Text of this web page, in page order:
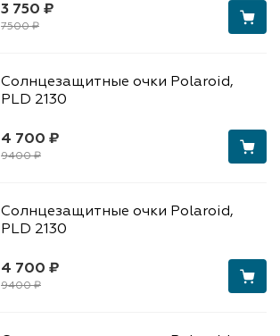
3 750 ₽
7500 ₽
4 700 ₽
9400 ₽
Солнцезащитные очки Polaroid,
PLD 2130
4 700 ₽
9400 ₽
Солнцезащитные очки Polaroid,
PLD 2130